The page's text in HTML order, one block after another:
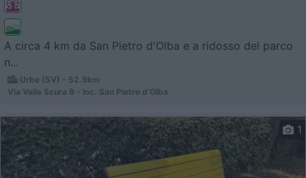
A circa 4 km da San Pietro d'Olba e a ridosso del parco
n...
Urbe (SV) - 52.9km
Via Valle Scura 9 - loc. San Pietro d'Olba
1